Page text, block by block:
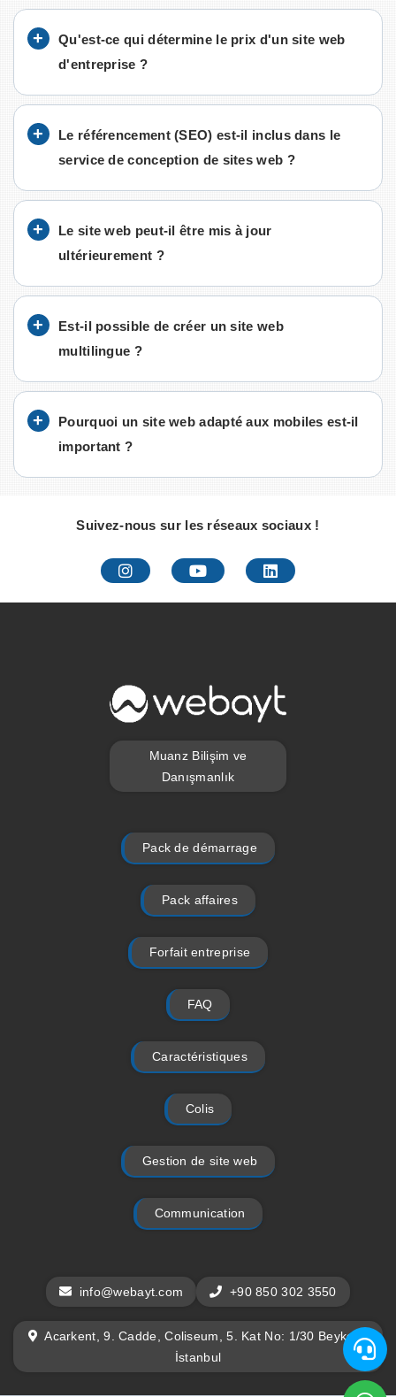
Qu'est-ce qui détermine le prix d'un site web
d'entreprise ?
Le référencement (SEO) est-il inclus dans le
service de conception de sites web ?
Le site web peut-il être mis à jour
ultérieurement ?
Est-il possible de créer un site web
multilingue ?
Pourquoi un site web adapté aux mobiles est-il
important ?
Suivez-nous sur les réseaux sociaux !
Muanz Bilişim ve
Danışmanlık
Pack de démarrage
Pack affaires
Forfait entreprise
FAQ
Caractéristiques
Colis
Gestion de site web
Communication
info@webayt.com +90 850 302 3550
Acarkent, 9. Cadde, Coliseum, 5. Kat No: 1/30 Beykoz /
İstanbul